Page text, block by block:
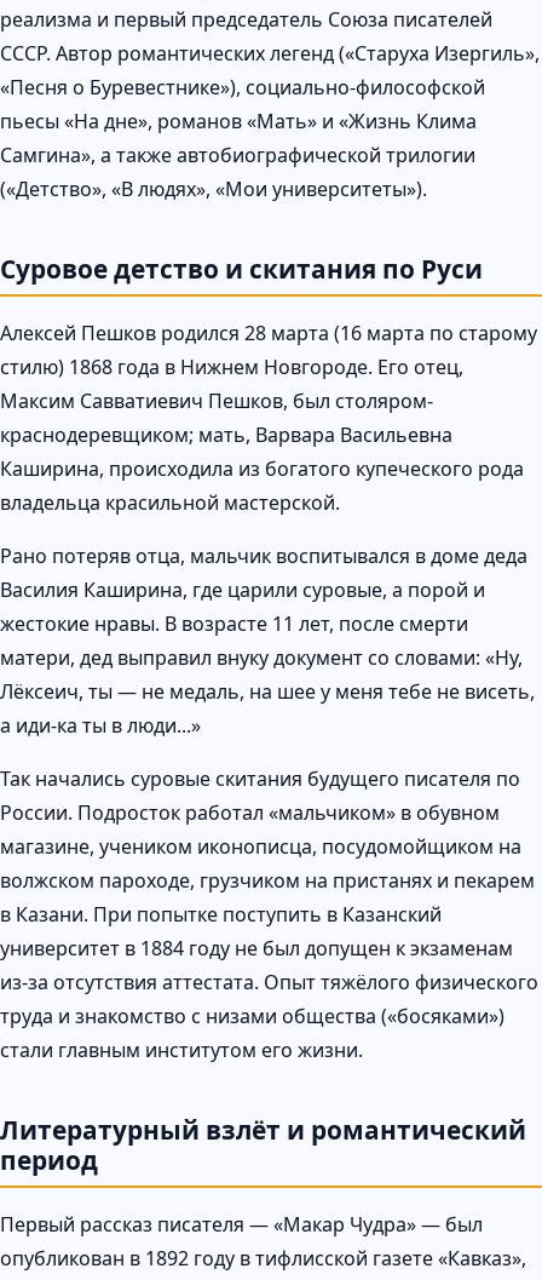
реализма и первый председатель Союза писателей
СССР. Автор романтических легенд («Старуха Изергиль»,
«Песня о Буревестнике»), социально-философской
пьесы «На дне», романов «Мать» и «Жизнь Клима
Самгина», а также автобиографической трилогии
(«Детство», «В людях», «Мои университеты»).
Суровое детство и скитания по Руси
Алексей Пешков родился 28 марта (16 марта по старому
стилю) 1868 года в Нижнем Новгороде. Его отец,
Максим Савватиевич Пешков, был столяром-
краснодеревщиком; мать, Варвара Васильевна
Каширина, происходила из богатого купеческого рода
владельца красильной мастерской.
Рано потеряв отца, мальчик воспитывался в доме деда
Василия Каширина, где царили суровые, а порой и
жестокие нравы. В возрасте 11 лет, после смерти
матери, дед выправил внуку документ со словами: «Ну,
Лёксеич, ты — не медаль, на шее у меня тебе не висеть,
а иди-ка ты в люди...»
Так начались суровые скитания будущего писателя по
России. Подросток работал «мальчиком» в обувном
магазине, учеником иконописца, посудомойщиком на
волжском пароходе, грузчиком на пристанях и пекарем
в Казани. При попытке поступить в Казанский
университет в 1884 году не был допущен к экзаменам
из-за отсутствия аттестата. Опыт тяжёлого физического
труда и знакомство с низами общества («босяками»)
стали главным институтом его жизни.
Литературный взлёт и романтический
период
Первый рассказ писателя — «Макар Чудра» — был
опубликован в 1892 году в тифлисской газете «Кавказ»,